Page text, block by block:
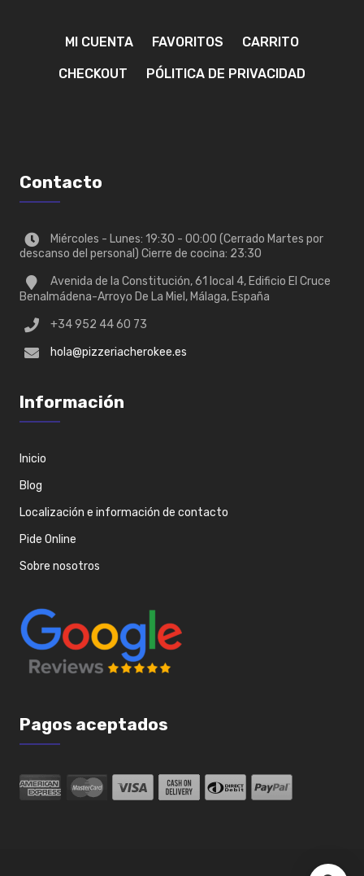
MI CUENTA FAVORITOS CARRITO
CHECKOUT PÓLITICA DE PRIVACIDAD
Contacto
Miércoles - Lunes: 19:30 - 00:00 (Cerrado Martes por
descanso del personal) Cierre de cocina: 23:30
Avenida de la Constitución, 61 local 4, Edificio El Cruce
Benalmádena-Arroyo De La Miel, Málaga, España
+34 952 44 60 73
hola@pizzeriacherokee.es
Información
Inicio
Blog
Localización e información de contacto
Pide Online
Sobre nosotros
Pagos aceptados